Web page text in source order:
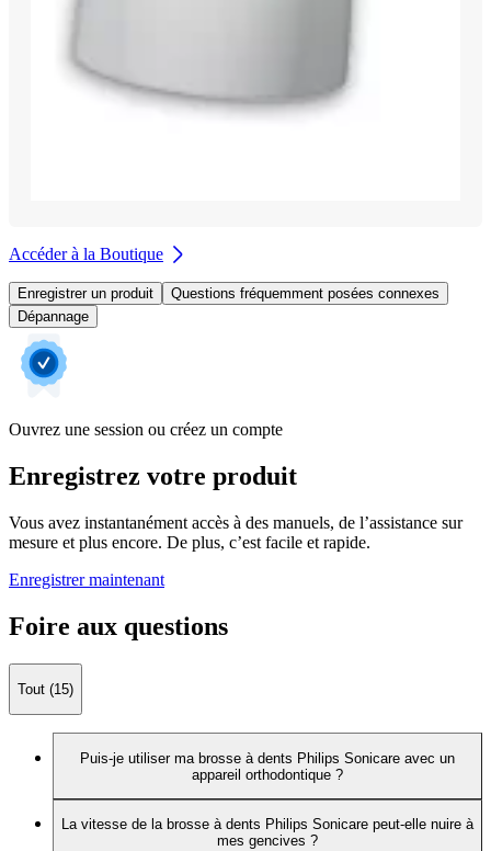
Accéder à la Boutique
Enregistrer un produit
Questions fréquemment posées connexes
Dépannage
Ouvrez une session ou créez un compte
Enregistrez votre produit
Vous avez instantanément accès à des manuels, de l’assistance sur
mesure et plus encore. De plus, c’est facile et rapide.
Enregistrer maintenant
Foire aux questions
Tout (15)
Puis-je utiliser ma brosse à dents Philips Sonicare avec un
appareil orthodontique ?
La vitesse de la brosse à dents Philips Sonicare peut-elle nuire à
mes gencives ?